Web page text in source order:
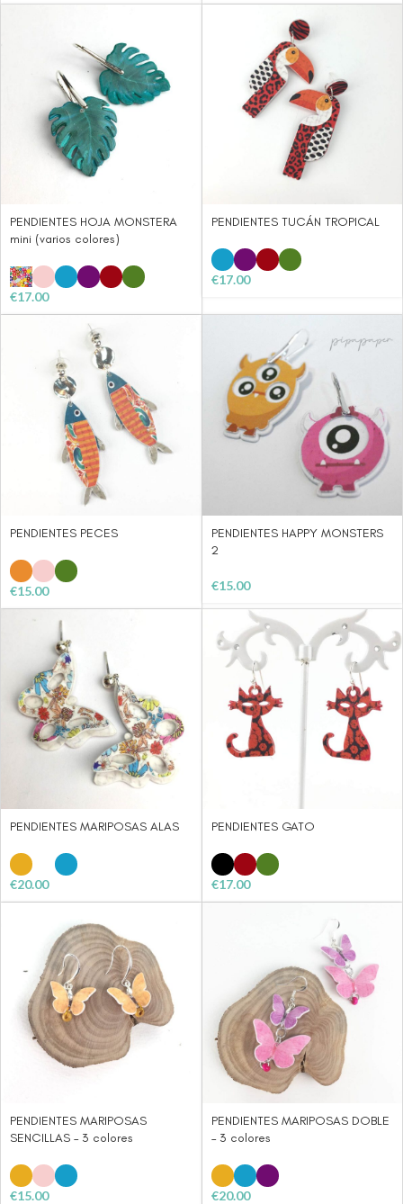
PENDIENTES HOJA MONSTERA
mini (varios colores)
€17.00
PENDIENTES TUCÁN TROPICAL
€17.00
PENDIENTES PECES
€15.00
PENDIENTES HAPPY MONSTERS
2
€15.00
PENDIENTES MARIPOSAS ALAS
€20.00
PENDIENTES GATO
€17.00
PENDIENTES MARIPOSAS
SENCILLAS – 3 colores
€15.00
PENDIENTES MARIPOSAS DOBLE
– 3 colores
€20.00